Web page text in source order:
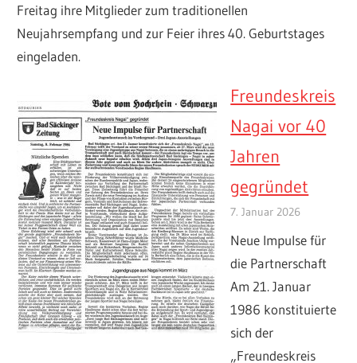
Freitag ihre Mitglieder zum traditionellen
Neujahrsempfang und zur Feier ihres 40. Geburtstages
eingeladen.
Freundeskreis
Nagai vor 40
Jahren
gegründet
7. Januar 2026
Neue Impulse für
die Partnerschaft
Am 21. Januar
1986 konstituierte
sich der
„Freundeskreis